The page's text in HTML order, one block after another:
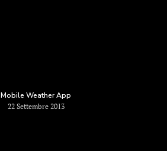
Mobile Weather App
22 Settembre 2013